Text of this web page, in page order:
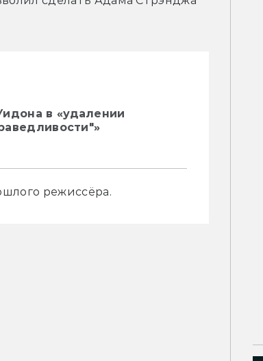
в «удалении
режиссёра.